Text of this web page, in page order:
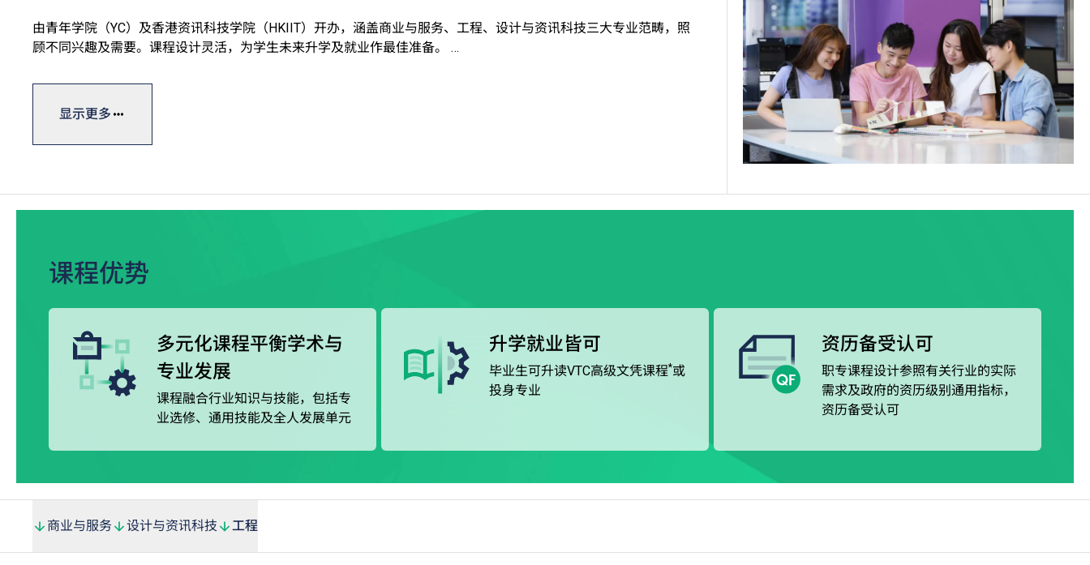
由青年学院（YC）及香港资讯科技学院（HKIIT）开办，涵盖商业与服务、工程、设计与资讯科技三大专业范畴，照
顾不同兴趣及需要。课程设计灵活，为学生未来升学及就业作最佳准备。
职专文凭一般修读期为三年，课程通过本地评审，毕业生可升读VTC高级文凭课程*，升读相关课程更有机会获豁免
修读部分课程单元^。
完成课程后，可选择投身业界，亦可继续进修，取得更高学历。个别指定课程的学生更可选择参加「学徒训练计划」
显示更多
课程优势
多元化课程平衡学术与
专业发展
课程融合行业知识与技能，包括专
业选修、通用技能及全人发展单元
升学就业皆可
毕业生可升读VTC高级文凭课程*或
投身专业
资历备受认可
职专课程设计参照有关行业的实际
需求及政府的资历级别通用指标，
资历备受认可
商业与服务 设计与资讯科技 工程